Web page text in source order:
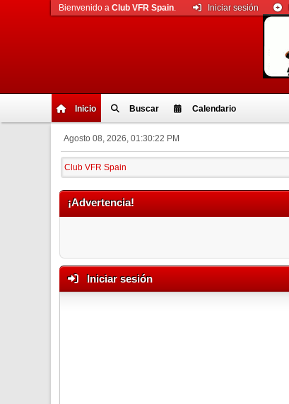
Inicio Buscar Calendario
Bienvenido a Club VFR Spain. Iniciar sesión
Agosto 08, 2026, 01:30:22 PM
Club VFR Spain
¡Advertencia!
Iniciar sesión